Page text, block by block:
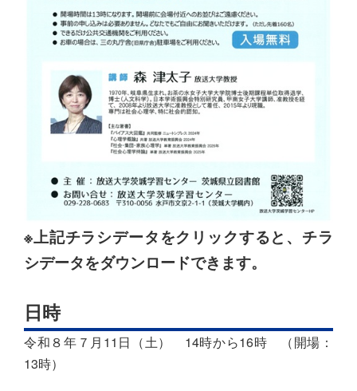
※上記チラシデータをクリックすると、チラ
シデータをダウンロードできます。
日時
令和８年７月11日（土） 14時から16時 （開場：
13時）